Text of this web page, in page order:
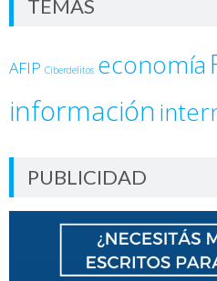
TEMAS
AFIP Ciberdelitos economía
información
PUBLICIDAD